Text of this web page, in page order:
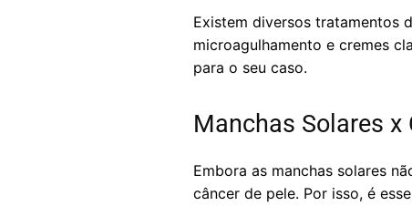
Existem diversos tratamentos
microagulhamento e cremes
para o seu caso.
Manchas Solares x
Embora as manchas solares
câncer de pele. Por isso, é